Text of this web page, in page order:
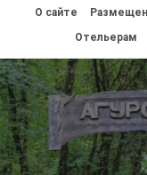
ПерейтиО сайте
Отельерам